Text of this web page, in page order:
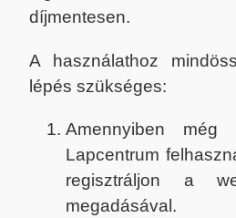
díjmentesen.
A használathoz
lépés szükséges:
Amennyiben még
Lapcentrum
regisztráljon a
megadásával.